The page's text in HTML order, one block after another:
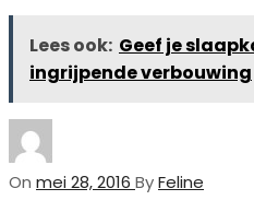
Lees ook: Geef je
ingrijpende verbouwing
On mei 28, 2016 ByFeline